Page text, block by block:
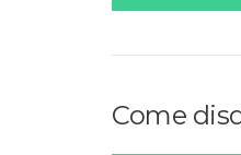
Come